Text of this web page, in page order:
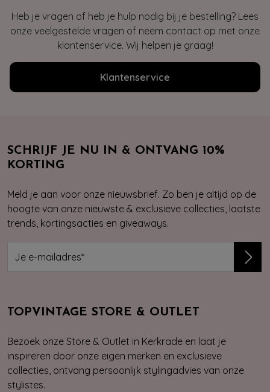
Heb je vragen of heb je hulp nodig bij je bestelling? Lees
onze veelgestelde vragen of neem contact op met onze
klantenservice. Wij helpen je graag!
Klantenservice
SCHRIJF JE NU IN & ONTVANG 10%
KORTING
Meld je aan voor onze nieuwsbrief. Zo ben je altijd op de
hoogte van onze nieuwste & exclusieve collecties, laatste
trends, kortingsacties en giveaways.
TOPVINTAGE STORE & OUTLET
Bezoek onze Store & Outlet in Kerkrade en laat je
inspireren door onze eigen merken en exclusieve
collecties, ontvang persoonlijk stylingadvies van onze
stylistes.